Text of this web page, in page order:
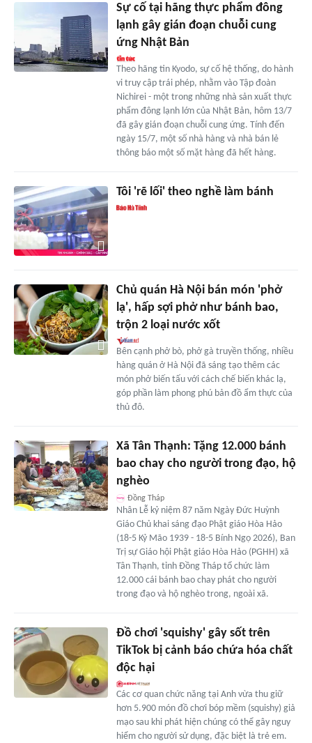
Sự cố tại hãng thực phẩm đông
lạnh gây gián đoạn chuỗi cung
ứng Nhật Bản
Theo hãng tin Kyodo, sự cố hệ thống, do hành
vi truy cập trái phép, nhằm vào Tập đoàn
Nichirei - một trong những nhà sản xuất thực
phẩm đông lạnh lớn của Nhật Bản, hôm 13/7
đã gây gián đoạn chuỗi cung ứng. Tính đến
ngày 15/7, một số nhà hàng và nhà bán lẻ
thông báo một số mặt hàng đã hết hàng.
Tôi 'rẽ lối' theo nghề làm bánh
Chủ quán Hà Nội bán món 'phở
lạ', hấp sợi phở như bánh bao,
trộn 2 loại nước xốt
Bên cạnh phở bò, phở gà truyền thống, nhiều
hàng quán ở Hà Nội đã sáng tạo thêm các
món phở biến tấu với cách chế biến khác lạ,
góp phần làm phong phú bản đồ ẩm thực của
thủ đô.
Xã Tân Thạnh: Tặng 12.000 bánh
bao chay cho người trong đạo, hộ
nghèo
Đồng Tháp
Nhân Lễ kỷ niệm 87 năm Ngày Đức Huỳnh
Giáo Chủ khai sáng đạo Phật giáo Hòa Hảo
(18-5 Kỷ Mão 1939 - 18-5 Bính Ngọ 2026), Ban
Trị sự Giáo hội Phật giáo Hòa Hảo (PGHH) xã
Tân Thạnh, tỉnh Đồng Tháp tổ chức làm
12.000 cái bánh bao chay phát cho người
trong đạo và hộ nghèo trong, ngoài xã.
Đồ chơi 'squishy' gây sốt trên
TikTok bị cảnh báo chứa hóa chất
độc hại
Các cơ quan chức năng tại Anh vừa thu giữ
hơn 5.900 món đồ chơi bóp mềm (squishy) giả
mạo sau khi phát hiện chúng có thể gây nguy
hiểm cho người sử dụng, đặc biệt là trẻ em.